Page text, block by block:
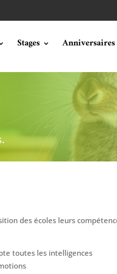
Stages Anniversaires
des écoles leurs
toutes les intelligences